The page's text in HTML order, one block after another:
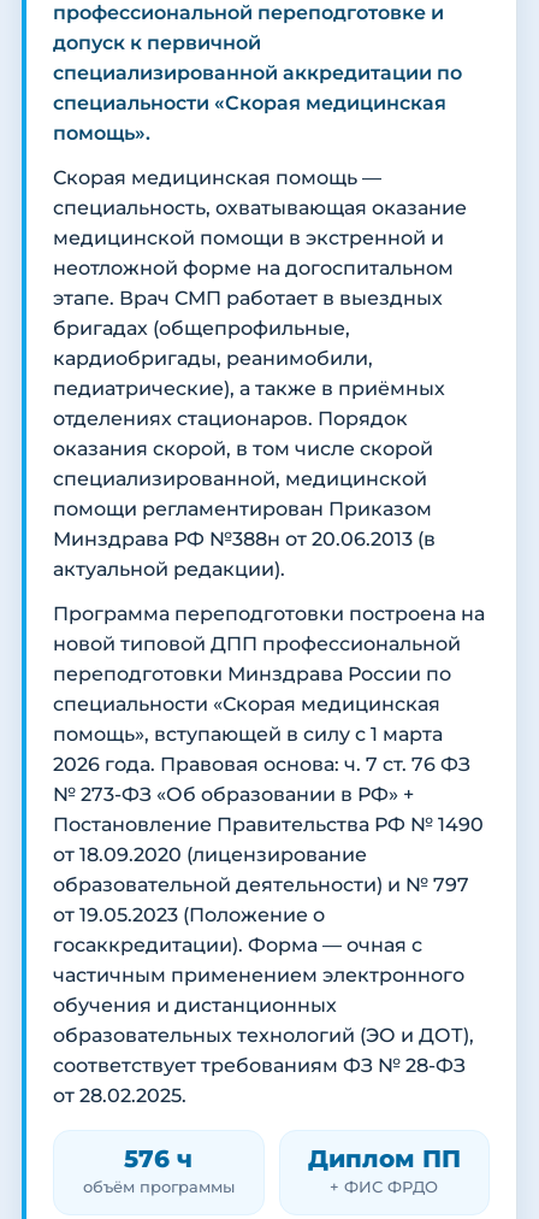
профессиональной переподготовке и
допуск к первичной
специализированной аккредитации по
специальности «Скорая медицинская
помощь».
Скорая медицинская помощь —
специальность, охватывающая оказание
медицинской помощи в экстренной и
неотложной форме на догоспитальном
этапе. Врач СМП работает в выездных
бригадах (общепрофильные,
кардиобригады, реанимобили,
педиатрические), а также в приёмных
отделениях стационаров. Порядок
оказания скорой, в том числе скорой
специализированной, медицинской
помощи регламентирован Приказом
Минздрава РФ №388н от 20.06.2013 (в
актуальной редакции).
Программа переподготовки построена на
новой типовой ДПП профессиональной
переподготовки Минздрава России по
специальности «Скорая медицинская
помощь», вступающей в силу с 1 марта
2026 года. Правовая основа: ч. 7 ст. 76 ФЗ
№ 273-ФЗ «Об образовании в РФ» +
Постановление Правительства РФ № 1490
от 18.09.2020 (лицензирование
образовательной деятельности) и № 797
от 19.05.2023 (Положение о
госаккредитации). Форма — очная с
частичным применением электронного
обучения и дистанционных
образовательных технологий (ЭО и ДОТ),
соответствует требованиям ФЗ № 28-ФЗ
от 28.02.2025.
576 ч
объём программы
Диплом ПП
+ ФИС ФРДО